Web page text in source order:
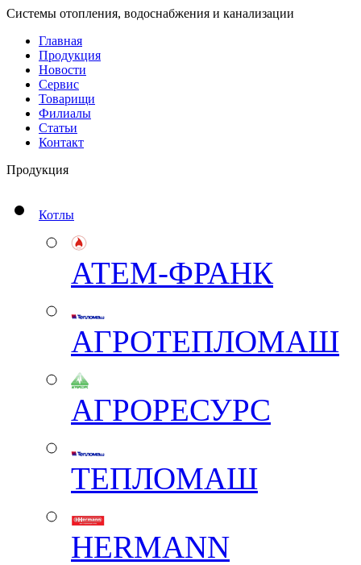
Системы отопления, водоснабжения и канализации
Главная
Продукция
Новости
Сервис
Товарищи
Филиалы
Статьи
Контакт
Продукция
Котлы
АТЕМ-ФРАНК
АГРОТЕПЛОМАШ
АГРОРЕСУРС
ТЕПЛОМАШ
HERMANN